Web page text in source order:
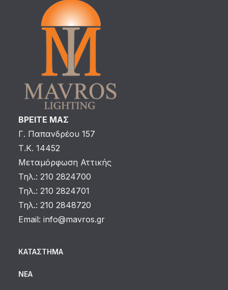
ΒΡΕΙΤΕ ΜΑΣ
Γ. Παπανδρέου 157
Τ.Κ. 14452
Μεταμόρφωση Αττικής
Τηλ.: 210 2824700
Τηλ.: 210 2824701
Τηλ.: 210 2848720
Email: info@mavros.gr
ΚΑΤΆΣΤΗΜΑ
ΝΈΑ